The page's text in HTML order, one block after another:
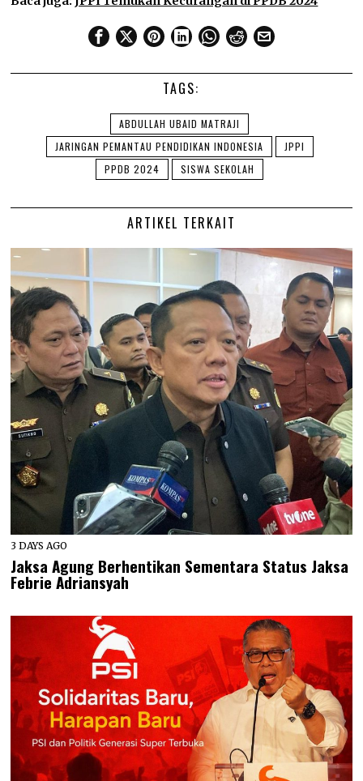
TAGS:
ABDULLAH UBAID MATRAJI
JARINGAN PEMANTAU PENDIDIKAN INDONESIA
JPPI
PPDB 2024
SISWA SEKOLAH
ARTIKEL TERKAIT
3 DAYS AGO
Jaksa Agung Berhentikan Sementara Status Jaksa
Febrie Adriansyah